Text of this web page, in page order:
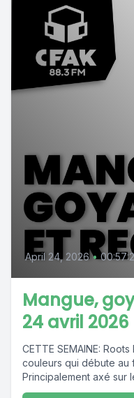
April 24, 2026 •
Mangue,
24 avril 2026
CETTE SEMAINE:
couleurs qui débute au
Principalement axé sur